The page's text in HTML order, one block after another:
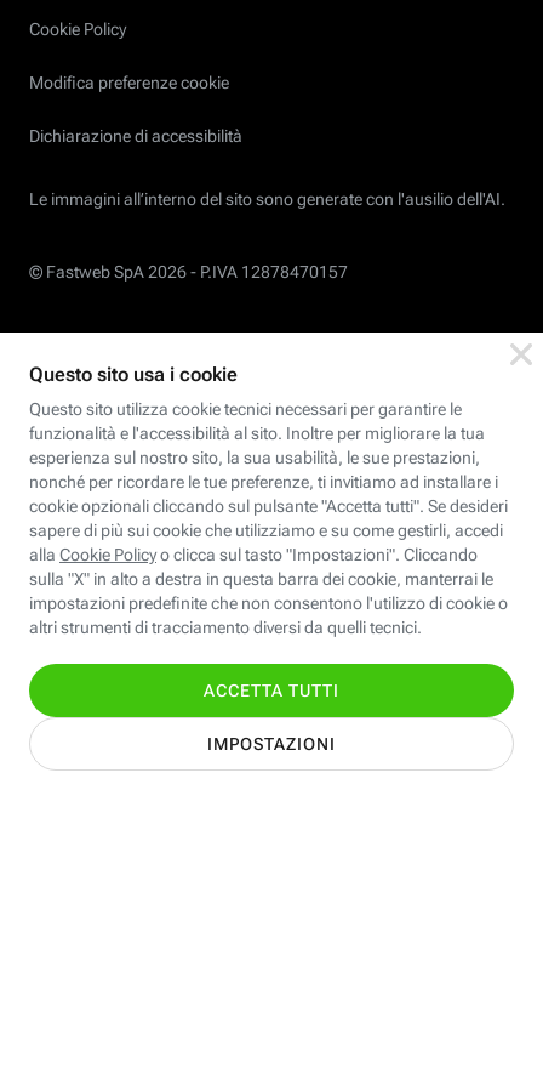
Cookie Policy
Modifica preferenze cookie
Dichiarazione di accessibilità
Le immagini all’interno del sito sono generate con l'ausilio dell'AI.
© Fastweb SpA 2026 - P.IVA 12878470157